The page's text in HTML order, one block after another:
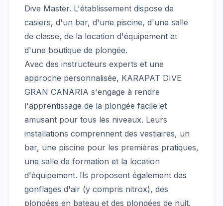
Dive Master. L'établissement dispose de
casiers, d'un bar, d'une piscine, d'une salle
de classe, de la location d'équipement et
d'une boutique de plongée.
Avec des instructeurs experts et une
approche personnalisée, KARAPAT DIVE
GRAN CANARIA s'engage à rendre
l'apprentissage de la plongée facile et
amusant pour tous les niveaux. Leurs
installations comprennent des vestiaires, un
bar, une piscine pour les premières pratiques,
une salle de formation et la location
d'équipement. Ils proposent également des
gonflages d'air (y compris nitrox), des
plongées en bateau et des plongées de nuit.